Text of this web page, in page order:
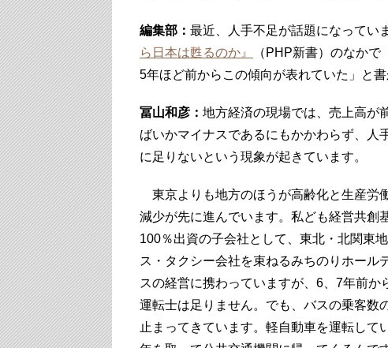
編集部： 最近、人手不足が話題になってい
ら日本は甦るのか』
（PHP新書）のなかで
5年ほど前からこの傾向が表れていた」と書
冨山和彦： 地方経済の現場では、売上高が
ばいかマイナスであるにもかかわらず、人
に足りないという現象が起きています。
東京よりも地方のほうが高齢化と生産労
減少が先に進んでいます。私ども経営共創
100％出資の子会社として、東北・北関東
ス・タクシー会社を束ねるみちのりホール
スの経営に携わっていますが、6、7年前か
運転士は足りません。でも、バスの乗客数
止まってきています。軽自動車を運転して